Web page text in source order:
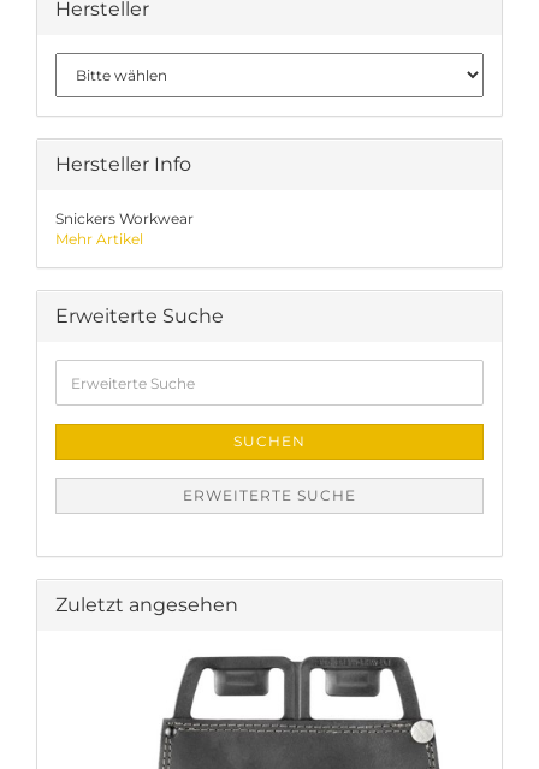
Hersteller
Hersteller Info
Snickers Workwear
Mehr Artikel
Erweiterte Suche
Suche
SUCHEN
ERWEITERTE SUCHE
Zuletzt angesehen